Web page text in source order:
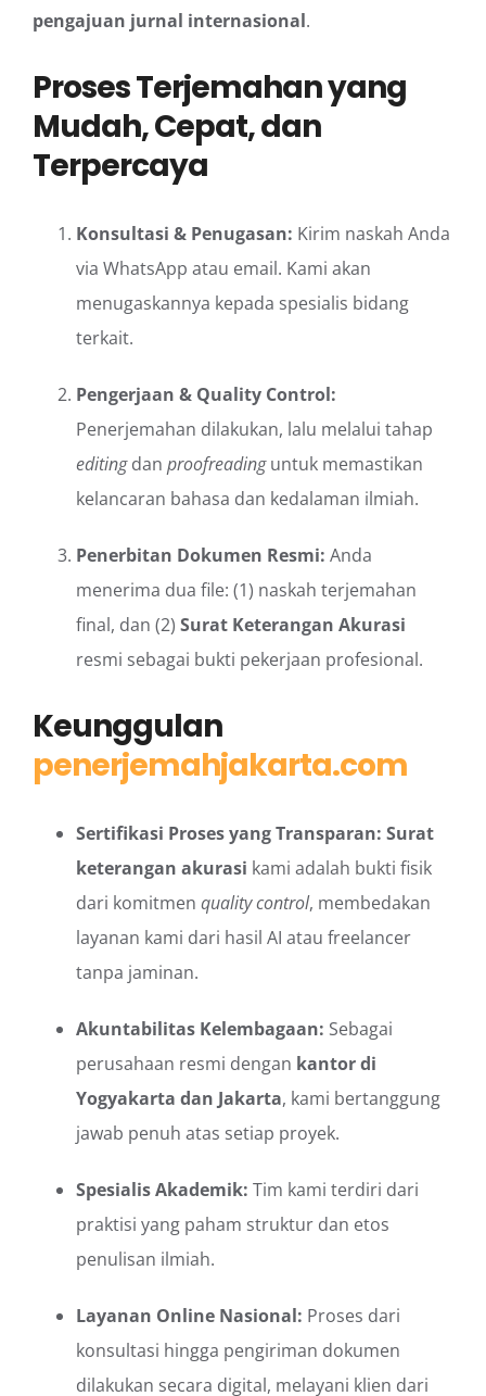
pengajuan jurnal internasional.
Proses Terjemahan yang
Mudah, Cepat, dan
Terpercaya
Konsultasi & Penugasan: Kirim naskah Anda
via WhatsApp atau email. Kami akan
menugaskannya kepada spesialis bidang
terkait.
Pengerjaan & Quality Control:
Penerjemahan dilakukan, lalu melalui tahap
editingdan proofreadinguntuk memastikan
kelancaran bahasa dan kedalaman ilmiah.
Penerbitan Dokumen Resmi: Anda
menerima dua file: (1) naskah terjemahan
final, dan (2) Surat Keterangan Akurasi
resmi sebagai bukti pekerjaan profesional.
Keunggulan
penerjemahjakarta.com
Sertifikasi Proses yang Transparan: Surat
keterangan akurasi kami adalah bukti fisik
dari komitmen quality control, membedakan
layanan kami dari hasil AI atau freelancer
tanpa jaminan.
Akuntabilitas Kelembagaan: Sebagai
perusahaan resmi dengan kantor di
Yogyakarta dan Jakarta, kami bertanggung
jawab penuh atas setiap proyek.
Spesialis Akademik: Tim kami terdiri dari
praktisi yang paham struktur dan etos
penulisan ilmiah.
Layanan Online Nasional: Proses dari
konsultasi hingga pengiriman dokumen
dilakukan secara digital, melayani klien dari